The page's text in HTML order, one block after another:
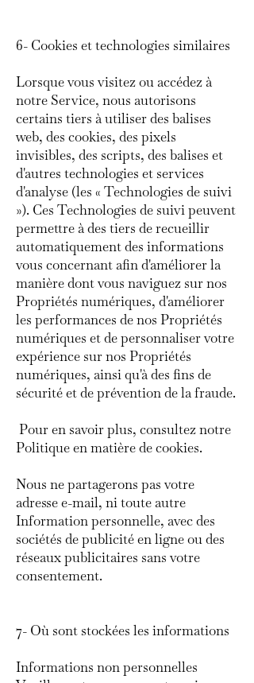
6- Cookies et technologies similaires
Lorsque vous visitez ou accédez à
notre Service, nous autorisons
certains tiers à utiliser des balises
web, des cookies, des pixels
invisibles, des scripts, des balises et
d'autres technologies et services
d'analyse (les « Technologies de suivi
»). Ces Technologies de suivi peuvent
permettre à des tiers de recueillir
automatiquement des informations
vous concernant afin d'améliorer la
manière dont vous naviguez sur nos
Propriétés numériques, d'améliorer
les performances de nos Propriétés
numériques et de personnaliser votre
expérience sur nos Propriétés
numériques, ainsi qu'à des fins de
sécurité et de prévention de la fraude.
Pour en savoir plus, consultez notre
Politique en matière de cookies.
Nous ne partagerons pas votre
adresse e-mail, ni toute autre
Information personnelle, avec des
sociétés de publicité en ligne ou des
réseaux publicitaires sans votre
consentement.
7- Où sont stockées les informations
Informations non personnelles